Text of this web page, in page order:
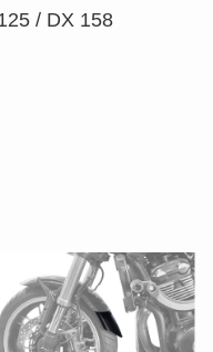
/ DX 158